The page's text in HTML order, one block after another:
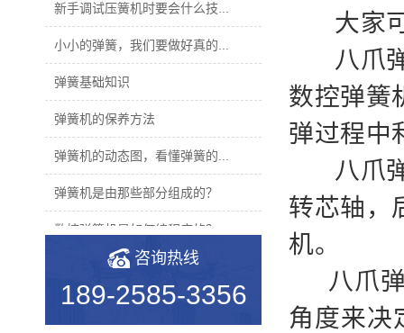
新手调试压簧机时要会什么技...
小小的弹簧，我们要做好真的...
弹簧基础知识
弹簧机的保养方法
弹簧机的动态图，看懂弹簧的...
弹簧机是由那些部分组成的？
数控弹簧机是如何编程序的？
2019年度无凸轮弹簧机十大品...
机械行业的宠儿——弹簧机
咨询热线
189-2585-3356
大家可
八爪
数控弹簧
弹过程中
八爪
转芯轴，
机。
八爪弹
角度来决